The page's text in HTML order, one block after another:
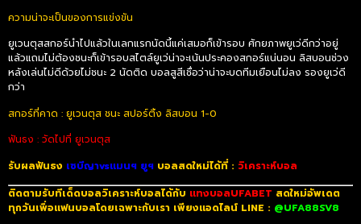
ความน่าจะเป็นของการแข่งขัน
ยูเวนตุสสกอร์นำไปแล้วในเลกแรกนัดนี้แค่เสมอก็เข้ารอบ ศักยภาพยูเว่ดีกว่าอยู่
แล้วแถมไม่ต้องชนะก็เข้ารอบสไตล์ยูเว่น่าจะเน้นประคองสกอร์แน่นอน ลิสบอนช่วง
หลังเล่นไม่ดีด้วยไม่ชนะ 2 นัดติด บอลสูสีเชื่อว่าน่าจะบดทีมเยือนไม่ลง รองยูเว่ดี
กว่า
สกอร์ที่คาด : ยูเวนตุส ชนะ สปอร์ติ้ง ลิสบอน 1-0
ฟันธง : วัดไปที่ ยูเวนตุส
รับผลฟันธง เซบีญาvsแมนฯ ยูฯ บอลสดใหม่ได้ที่ : วิเคราะห์บอล
ติดตามรับทีเด็ดบอลวิเคราะห์บอลได้กับ แทงบอลUFABET สดใหม่อัพเดต
ทุกวันเพื่อแฟนบอลโดยเฉพาะกับเรา เพียงแอดไลน์ LINE : @UFA88SV8